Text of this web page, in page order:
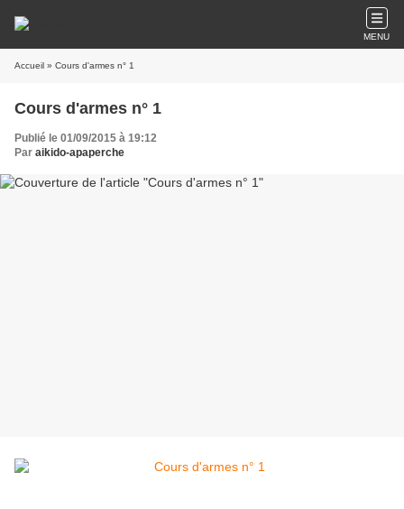
MENU
Accueil » Cours d'armes n° 1
Cours d'armes n° 1
Publié le 01/09/2015 à 19:12
Par aikido-apaperche